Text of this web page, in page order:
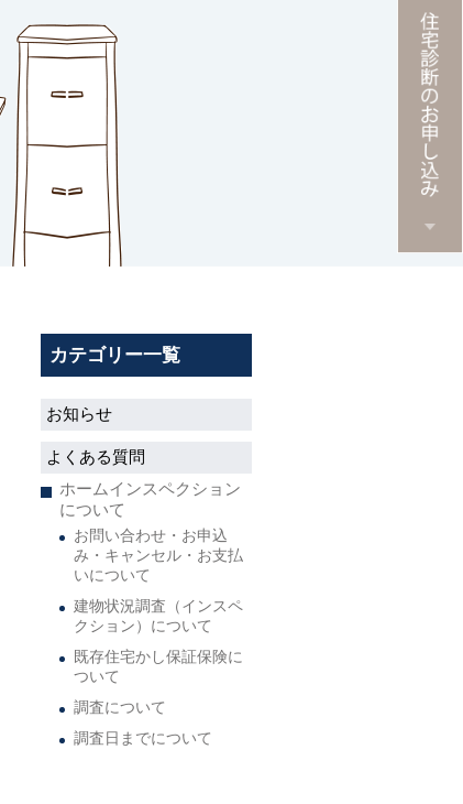
カテゴリー一覧
お知らせ
よくある質問
ホームインスペクション
について
お問い合わせ・お申込
み・キャンセル・お支払
いについて
建物状況調査（インスペ
クション）について
既存住宅かし保証保険に
ついて
調査について
調査日までについて